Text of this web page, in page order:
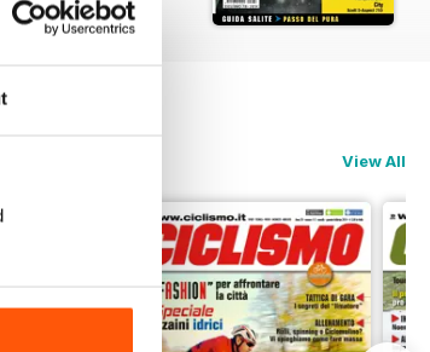
Friuli, al passo del
View All